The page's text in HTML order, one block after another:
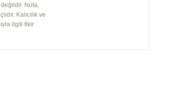
Nota,
Kalıcılık ve
ilgili fikir